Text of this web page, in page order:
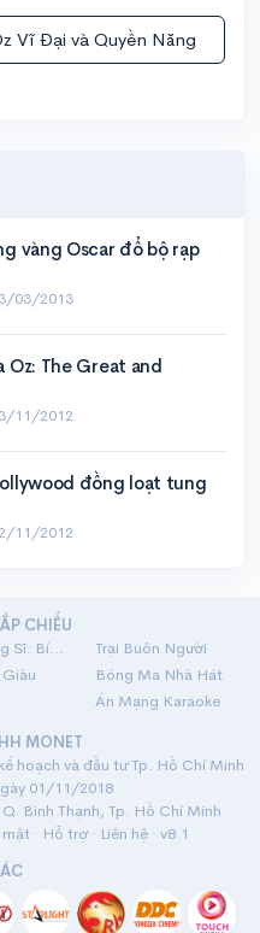
Vĩ Đại và Quyền Năng
vàng Oscar đổ bộ rạp
03/2013
Oz: The Great and
11/2012
đồng loạt tung
11/2012
CHIẾU
Hộ Linh Tráng Sĩ: Bí Ẩn Mộ Vua Đinh
Trại Buôn Người
Bóng Ma Nhà Hát
Án Mạng Karaoke
MONET
hoạch và đầu tư Tp. Hồ Chí Minh
01/11/2018
Bình Thạnh, Tp. Hồ Chí Minh
mật · Hỗ trợ · Liên hệ · v8.1